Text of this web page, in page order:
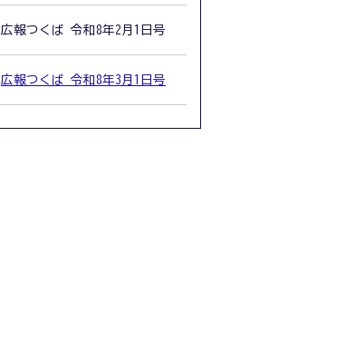
広報つくば 令和8年2月1日号
広報つくば 令和8年3月1日号